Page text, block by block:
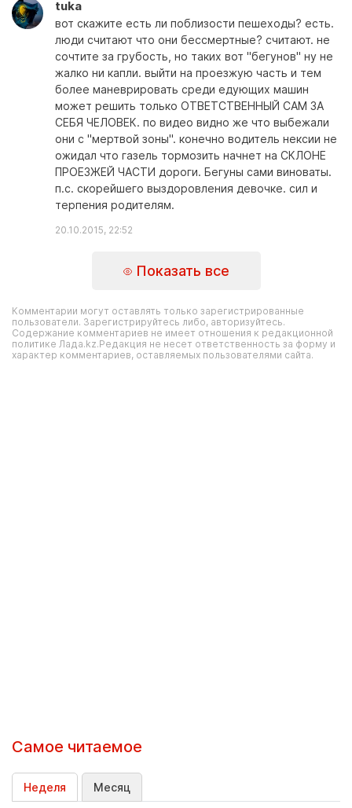
tuka
вот скажите есть ли поблизости пешеходы? есть.
люди считают что они бессмертные? считают. не
сочтите за грубость, но таких вот "бегунов" ну не
жалко ни капли. выйти на проезжую часть и тем
более маневрировать среди едующих машин
может решить только ОТВЕТСТВЕННЫЙ САМ ЗА
СЕБЯ ЧЕЛОВЕК. по видео видно же что выбежали
они с "мертвой зоны". конечно водитель нексии не
ожидал что газель тормозить начнет на СКЛОНЕ
ПРОЕЗЖЕЙ ЧАСТИ дороги. Бегуны сами виноваты.
п.с. скорейшего выздоровления девочке. сил и
терпения родителям.
20.10.2015, 22:52
Показать все
Комментарии могут оставлять только зарегистрированные
пользователи. Зарегистрируйтесь либо, авторизуйтесь.
Содержание комментариев не имеет отношения к редакционной
политике Лада.kz.Редакция не несет ответственность за форму и
характер комментариев, оставляемых пользователями сайта.
Самое читаемое
Неделя Месяц